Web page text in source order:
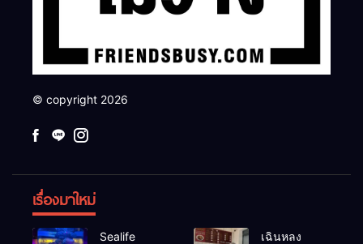
© copyright 2026
เรื่องมาใหม่
Sealife
เฉินหลง